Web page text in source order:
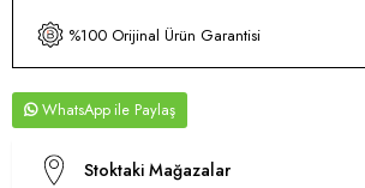
%100 Orijinal Ürün Garantisi
WhatsApp
Stoktaki Mağazalar